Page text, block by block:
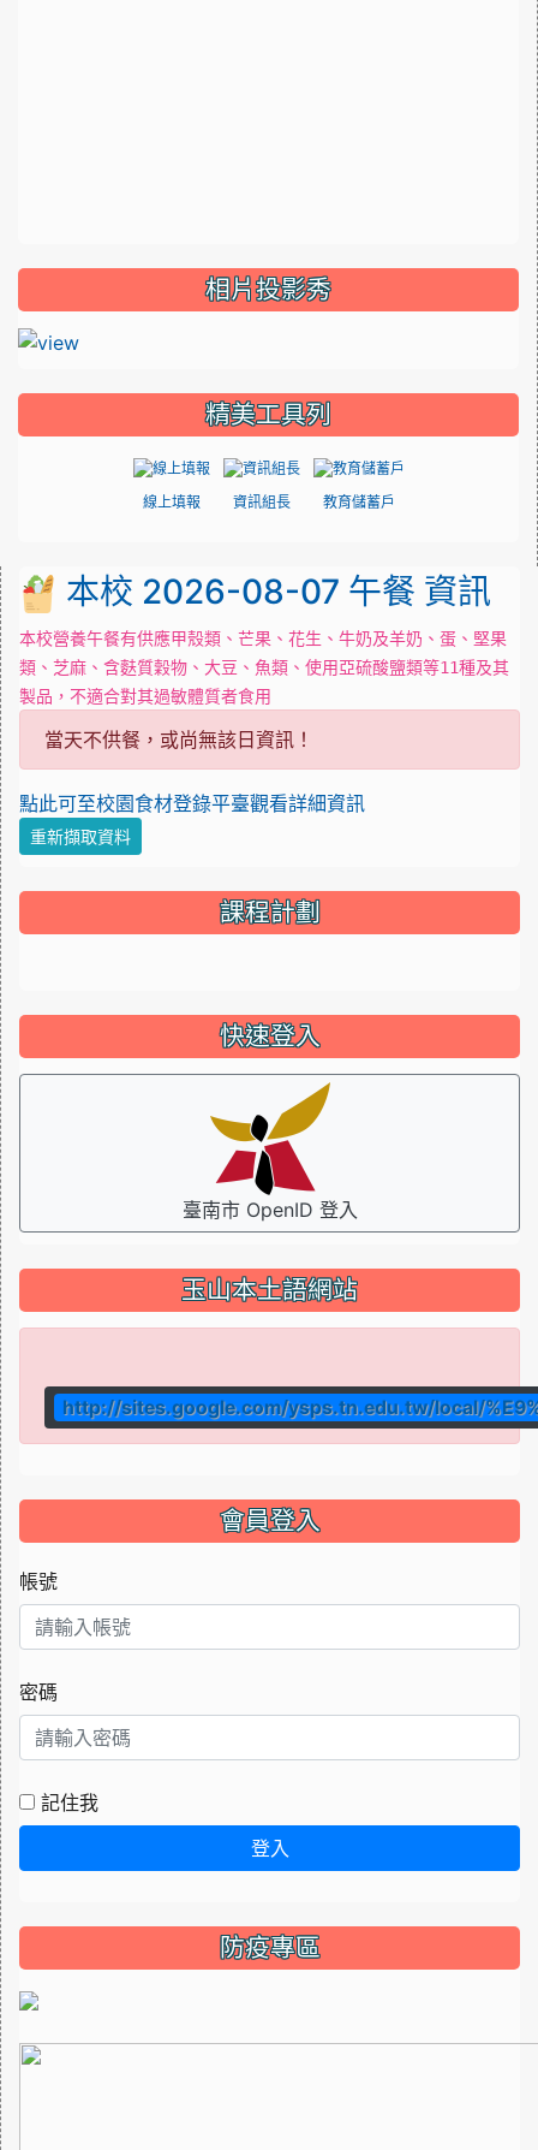
相片投影秀
精美工具列
線上填報 資訊組長 教育儲蓄戶
本校 2026-08-07 午餐 資訊
本校營養午餐有供應甲殼類、芒果、花生、牛奶及羊奶、蛋、堅果
類、芝麻、含麩質穀物、大豆、魚類、使用亞硫酸鹽類等11種及其
製品，不適合對其過敏體質者食用
當天不供餐，或尚無該日資訊！
點此可至校園食材登錄平臺觀看詳細資訊
重新擷取資料
課程計劃
快速登入
臺南市 OpenID 登入
玉山本土語網站
http://sites.google.com/ysps.tn.edu.tw/local/
會員登入
帳號
密碼
記住我
登入
防疫專區